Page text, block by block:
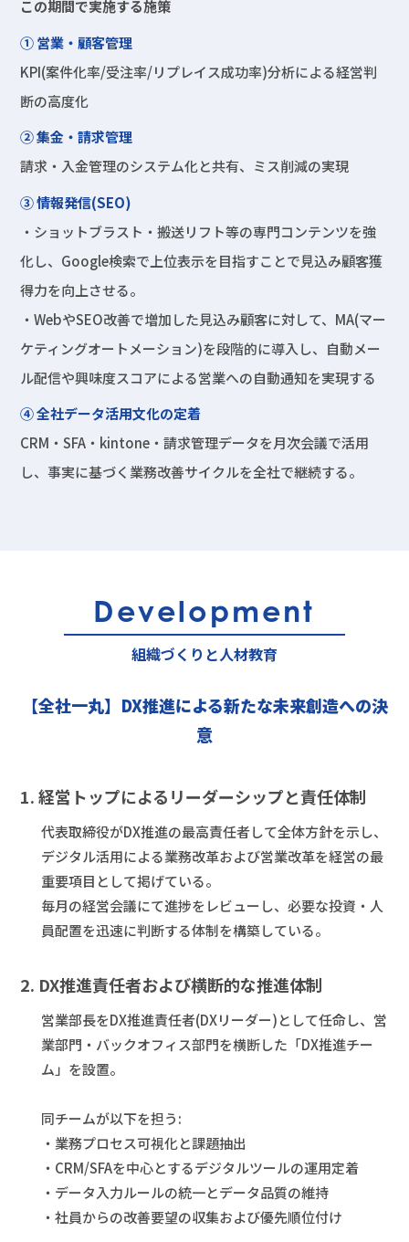
この期間で実施する施策
① 営業・顧客管理
KPI(案件化率/受注率/リプレイス成功率)分析による経営判
断の高度化
② 集金・請求管理
請求・入金管理のシステム化と共有、ミス削減の実現
③ 情報発信(SEO)
・ショットブラスト・搬送リフト等の専門コンテンツを強
化し、Google検索で上位表示を目指すことで見込み顧客獲
得力を向上させる。
・WebやSEO改善で増加した見込み顧客に対して、MA(マー
ケティングオートメーション)を段階的に導入し、自動メー
ル配信や興味度スコアによる営業への自動通知を実現する
④ 全社データ活用文化の定着
CRM・SFA・kintone・請求管理データを月次会議で活用
し、事実に基づく業務改善サイクルを全社で継続する。
Development
組織づくりと人材教育
【全社一丸】DX推進による新たな未来創造への決
意
1. 経営トップによるリーダーシップと責任体制
代表取締役がDX推進の最高責任者して全体方針を示し、
デジタル活用による業務改革および営業改革を経営の最
重要項目として掲げている。
毎月の経営会議にて進捗をレビューし、必要な投資・人
員配置を迅速に判断する体制を構築している。
2. DX推進責任者および横断的な推進体制
営業部長をDX推進責任者(DXリーダー)として任命し、営
業部門・バックオフィス部門を横断した「DX推進チー
ム」を設置。
同チームが以下を担う:
・業務プロセス可視化と課題抽出
・CRM/SFAを中心とするデジタルツールの運用定着
・データ入力ルールの統一とデータ品質の維持
・社員からの改善要望の収集および優先順位付け